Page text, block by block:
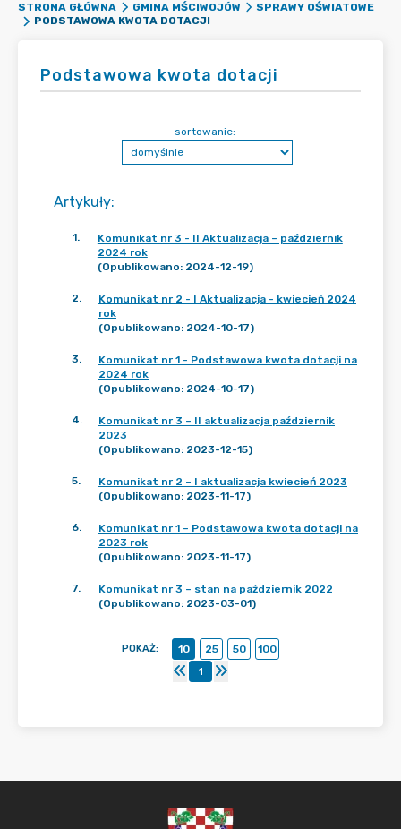
STRONA GŁÓWNA GMINA MŚCIWOJÓW
SPRAWY OŚWIATOWE
PODSTAWOWA KWOTA DOTACJI
Podstawowa kwota dotacji
Artykuły:
sortowanie:
1.
Komunikat nr 3 - II Aktualizacja – październik
2024 rok
(Opublikowano: 2024-12-19)
2.
Komunikat nr 2 - I Aktualizacja - kwiecień 2024
rok
(Opublikowano: 2024-10-17)
3.
Komunikat nr 1 - Podstawowa kwota dotacji na
2024 rok
(Opublikowano: 2024-10-17)
4.
Komunikat nr 3 – II aktualizacja październik
2023
(Opublikowano: 2023-12-15)
5.
Komunikat nr 2 – I aktualizacja kwiecień 2023
(Opublikowano: 2023-11-17)
6.
Komunikat nr 1 – Podstawowa kwota dotacji na
2023 rok
(Opublikowano: 2023-11-17)
7.
Komunikat nr 3 – stan na październik 2022
(Opublikowano: 2023-03-01)
POKAŻ: 10 25 50
100
1